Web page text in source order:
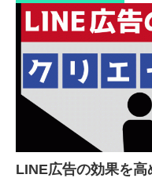
LINE広告の効果を